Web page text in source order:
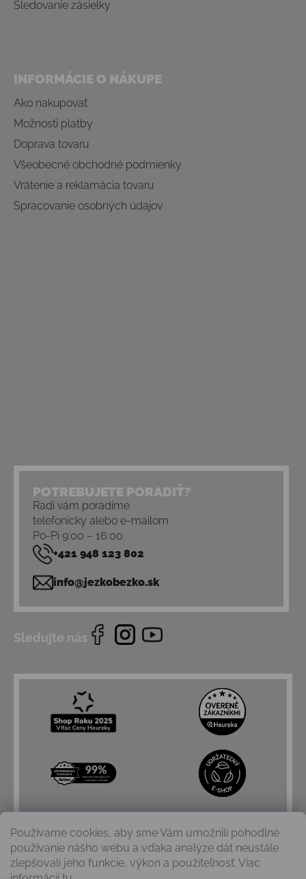
Používame cookies, aby sme Vám umožnili pohodlné
používanie nášho webu a vďaka analýze dát neustále
zlepšovali jeho funkcie, výkon a použiteľnosť. Viac
Sledovanie zásielky
INFORMÁCIE O NÁKUPE
Ako nakupovať
Možnosti platby
Doprava tovaru
Všeobecné obchodné podmienky
Vrátenie a reklamácia tovaru
Spracovanie osobných údajov
POTREBUJETE PORADIŤ?
Radi vám poradíme
telefonicky alebo e-mailom
Po-Pi 9:00 – 16:00
+421 948 123 802
info@jezkobezko.sk
Sledujte nás